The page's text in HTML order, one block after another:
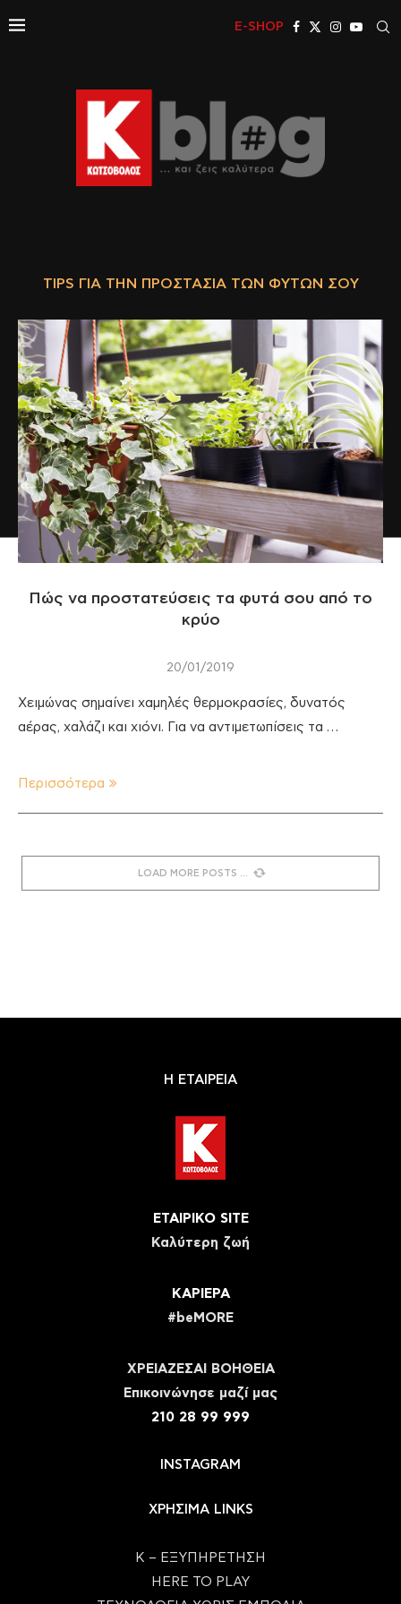
E-SHOP
TIPS ΓΙΑ ΤΗΝ ΠΡΟΣΤΑΣΊΑ ΤΩΝ ΦΥΤΏΝ ΣΟΥ
Πώς να προστατεύσεις τα φυτά σου από το
κρύο
20/01/2019
Χειμώνας σημαίνει χαμηλές θερμοκρασίες, δυνατός
αέρας, χαλάζι και χιόνι. Για να αντιμετωπίσεις τα …
Περισσότερα
LOAD MORE POSTS
Η ΕΤΑΙΡΕΙΑ
ΕΤΑΙΡΙΚΟ SITE
Καλύτερη ζωή
ΚΑΡΙΕΡΑ
#beMORE
ΧΡΕΙΑΖΕΣΑΙ ΒΟΗΘΕΙΑ
Eπικοινώνησε μαζί μας
210 28 99 999
INSTAGRAM
ΧΡΗΣΙΜΑ LINKS
Κ – ΕΞΥΠΗΡΕΤΗΣΗ
HERE TO PLAY